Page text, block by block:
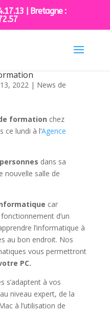
| Bretagne :
2022| News de
formation chez
ce lundi à l’Agence
dans sa
nouvelle salle de
car
d’un
l’informatique à
au bon endroit. Nos
vous permettront
PC.
s’adaptent à vos
niveau expert, de la
à l’utilisation de